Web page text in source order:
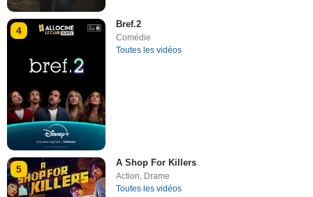
4
Bref.2
Comédie
Toutes les vidéos
5
A Shop For Killers
Action Drame
Toutes les vidéos